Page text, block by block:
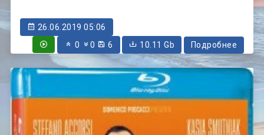
26.06.2019 05:06
0
0 6 10.11 Gb Подробнее